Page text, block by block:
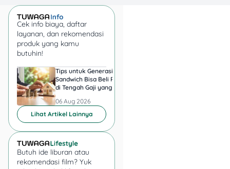
⁠⁠👉 Sedang butuh
pinjaman dan
kamu punya
jaminan BPKB
kendaraan? isi di
di sinikami bantu
sampai cair 🚗📄
👉 Sedang butuh
pinjaman jumlah
besar dan kamu
Cek info biaya, daftar
layanan, dan rekomendasi
produk yang kamu
butuhin!
Tips untuk Generasi
Sandwich Bisa Beli Rumah
di Tengah Gaji yang
06 Aug 2026
Lihat Artikel Lainnya
Butuh ide liburan atau
rekomendasi film? Yuk